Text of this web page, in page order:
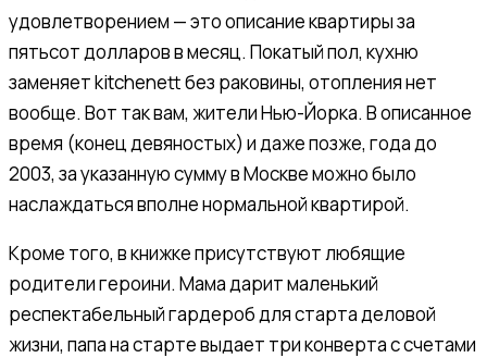
удовлетворением — это описание квартиры за
пятьсот долларов в месяц. Покатый пол, кухню
заменяет kitchenett без раковины, отопления нет
вообще. Вот так вам, жители Нью-Йорка. В описанное
время (конец девяностых) и даже позже, года до
2003, за указанную сумму в Москве можно было
наслаждаться вполне нормальной квартирой.
Кроме того, в книжке присутствуют любящие
родители героини. Мама дарит маленький
респектабельный гардероб для старта деловой
жизни, папа на старте выдает три конверта с счетами